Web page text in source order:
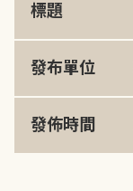
標題
發布單位
發佈時間